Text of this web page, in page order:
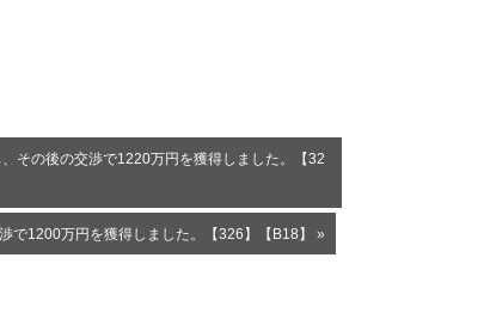
その後の交渉で1220万円を獲得しました。【32
で1200万円を獲得しました。【326】【B18】 »